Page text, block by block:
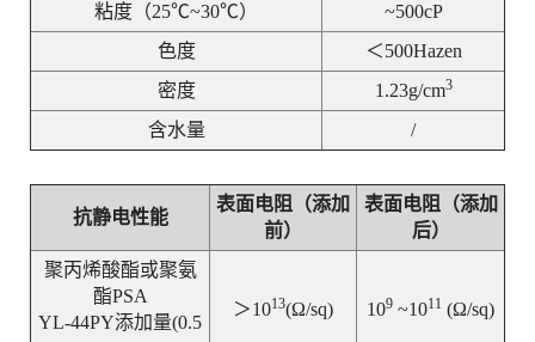
粘度（25℃~30℃）
~500cP
色度
＜500Hazen
密度
1.23g/cm3
含水量 /
抗静电性能
表面电阻（添加
前）
表面电阻（添加
后）
聚丙烯酸酯或聚氨
酯PSA
YL-44PY添加量(0.5
＞1013(Ω/sq) 109 ~1011 (Ω/sq)